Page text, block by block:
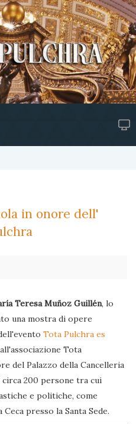
in onore dell'
Teresa Muñoz Guillén, lo
una mostra di opere
Tota Pulchra es
Tota
del Palazzo della Cancelleria
circa 200 persone tra cui
e politiche, come
presso la Santa Sede.